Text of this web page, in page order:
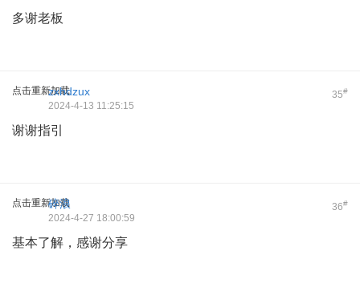
多谢老板
点击重新加载 35#
zxhdzux
2024-4-13 11:25:15
谢谢指引
点击重新加载 36#
碎浪
2024-4-27 18:00:59
基本了解，感谢分享